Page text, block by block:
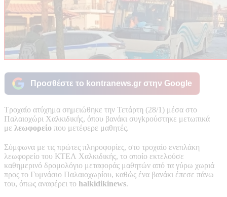
Προσθέστε το kontranews.gr στην Google
Τροχαίο ατύχημα σημειώθηκε την Τετάρτη (28/1) μέσα στο
Παλαιοχώρι Χαλκιδικής, όπου βανάκι συγkρούστηκε μετωπικά
με λεωφορείο που μετέφερε μαθητές.
Σύμφωνα με τις πρώτες πληροφορίες, στο τροχαίο ενεπλάκη
λεωφορείο του ΚΤΕΛ Χαλκιδικής, το οποίο εκτελούσε
καθημερινό δρομολόγιο μεταφοράς μαθητών από τα γύρω χωριά
προς το Γυμνάσιο Παλαιοχωρίου, καθώς ένα βανάκι έπεσε πάνω
του, όπως αναφέρει το halkidikinews.